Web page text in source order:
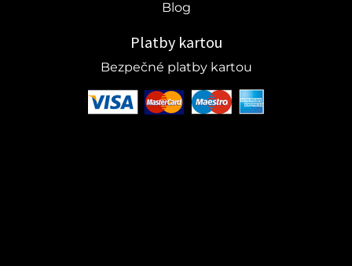
Blog
Platby kartou
Bezpečné platby kartou